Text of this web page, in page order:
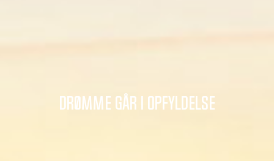
Drømme går i opfyldelse